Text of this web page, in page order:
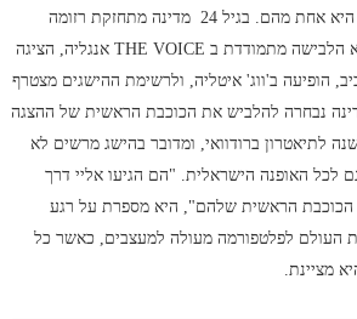
הראשונה איתם, טל מדינה היא אחת מהם. בגיל 24 מדינה מתחזקת רזומה
מרשים בתחום האופנה. היא הלבישה מתמודדת ב THE VOICE אנגליה, הציגה
הופיעה ב'ווג' איטליה, ולרשימת ההישגים מצטרף
נבחרה להלביש את הכוכבת הראשית של ההצגה
האריות' באירוע 100 שנה לתיאטרון ברודוואי, ומדובר בהישג מרשים לא
לכל האופנה הישראלית. "הם הגיעו אליי דרך
הראשית שלהם", היא מספרת על רגע
העולם לפלטפורמה מעולה למעצבים, כאשר כל
מציינת.